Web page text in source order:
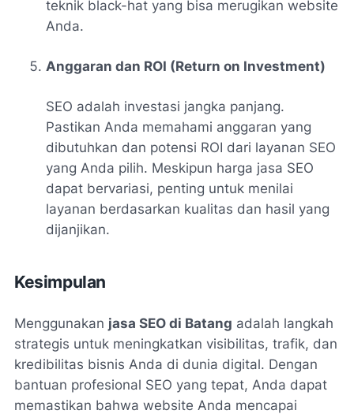
teknik black-hat yang bisa merugikan website
Anda.
Anggaran dan ROI (Return on Investment)
SEO adalah investasi jangka panjang.
Pastikan Anda memahami anggaran yang
dibutuhkan dan potensi ROI dari layanan SEO
yang Anda pilih. Meskipun harga jasa SEO
dapat bervariasi, penting untuk menilai
layanan berdasarkan kualitas dan hasil yang
dijanjikan.
Kesimpulan
Menggunakan jasa SEO di Batang adalah langkah
strategis untuk meningkatkan visibilitas, trafik, dan
kredibilitas bisnis Anda di dunia digital. Dengan
bantuan profesional SEO yang tepat, Anda dapat
memastikan bahwa website Anda mencapai